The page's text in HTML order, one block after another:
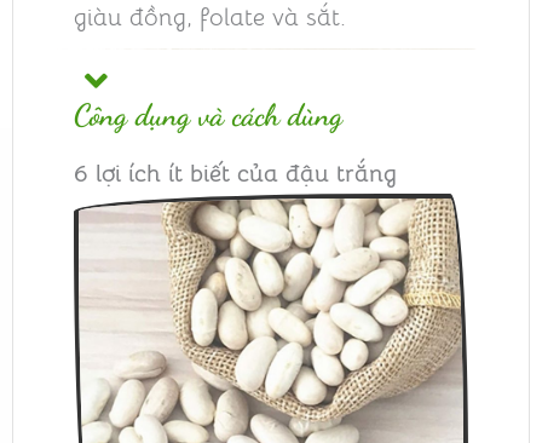
giàu đồng, folate và sắt.
Công dụng và cách dùng
6 lợi ích ít biết của đậu trắng